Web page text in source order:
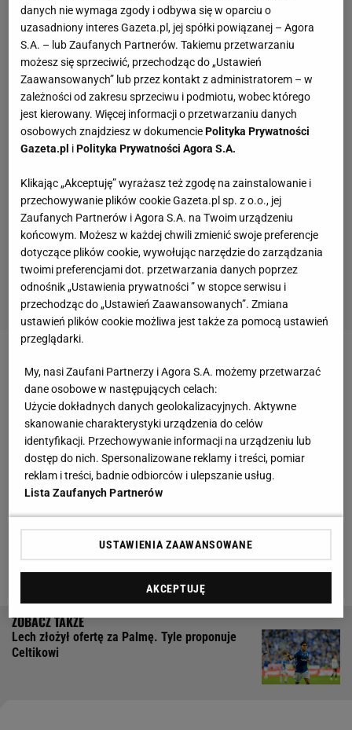
Zobacz wideoTchouaméni pobił Valverde? Kosecki:
Zachowanie piłkarzy jest żenujące!
Pique nie porzucił też klasycznej odmiany piłki
nożnej. Jest właścicielem FC Andorra - klub z
małego księstwa w Pirenejach występuje na
zapleczu hiszpańskiej ekstraklasy i ma chrapkę na
awans doLa Ligi. Nie są to jednak jedyne biznesowe
działania mistrza świata z 2010 roku. Niektóre z nich
sprawiają mu jednak spore kłopoty.
Lech złożył ofertę za Palmę. Tyle proponuje
Celtikowi
danych nie wymaga zgody i odbywa się w oparciu o
uzasadniony interes Gazeta.pl, jej spółki powiązanej – Agora
S.A. – lub Zaufanych Partnerów. Takiemu przetwarzaniu
możesz się sprzeciwić, przechodząc do „Ustawień
Zaawansowanych” lub przez kontakt z administratorem – w
zależności od zakresu sprzeciwu i podmiotu, wobec którego
jest kierowany. Więcej informacji o przetwarzaniu danych
osobowych znajdziesz w dokumenciePolityka Prywatności
Gazeta.pl iPolityka Prywatności Agora S.A.
Klikając „Akceptuję” wyrażasz też zgodę na zainstalowanie i
przechowywanie plików cookie Gazeta.pl sp. z o.o., jej
Zaufanych Partnerów i Agora S.A. na Twoim urządzeniu
końcowym. Możesz w każdej chwili zmienić swoje preferencje
dotyczące plików cookie, wywołując narzędzie do zarządzania
twoimi preferencjami dot. przetwarzania danych poprzez
odnośnik „Ustawienia prywatności ” w stopce serwisu i
przechodząc do „Ustawień Zaawansowanych”. Zmiana
ustawień plików cookie możliwa jest także za pomocą ustawień
przeglądarki.
My, nasi Zaufani Partnerzy i Agora S.A. możemy przetwarzać
dane osobowe w następujących celach:
Użycie dokładnych danych geolokalizacyjnych. Aktywne
skanowanie charakterystyki urządzenia do celów
identyfikacji. Przechowywanie informacji na urządzeniu lub
dostęp do nich. Spersonalizowane reklamy i treści, pomiar
reklam i treści, badnie odbiorców i ulepszanie usług.
Lista Zaufanych Partnerów
USTAWIENIA ZAAWANSOWANE
AKCEPTUJĘ